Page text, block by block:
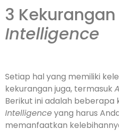
3 Kekurangan
Intelligence
Setiap hal yang memiliki
kekurangan juga, termasuk
Berikut ini adalah beberapa
Intelligenceyang harus
memanfaatkan